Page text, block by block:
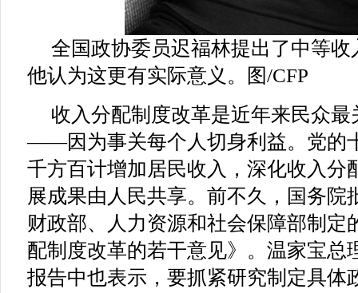
全国政协委员迟福林提出了中等
他认为这更有实际意义。图/CFP
收入分配制度改革是近年来民众
——因为事关每个人切身利益。党的
千方百计增加居民收入，深化收入分
展成果由人民共享。前不久，国务院
财政部、人力资源和社会保障部制定
配制度改革的若干意见》。温家宝总
报告中也表示，要抓紧研究制定具体